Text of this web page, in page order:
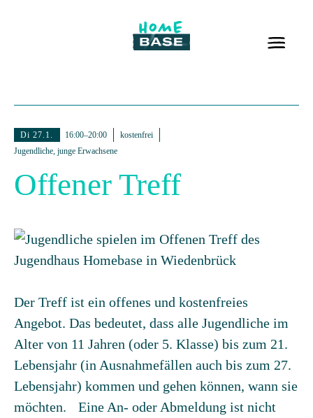
Di 27.1. 16:00–20:00
kostenfrei
Jugendliche, junge Erwachsene
Offener Treff
Der Treff ist ein offenes und kostenfreies
Angebot. Das bedeutet, dass alle Jugendliche im
Alter von 11 Jahren (oder 5. Klasse) bis zum 21.
Lebensjahr (in Ausnahmefällen auch bis zum 27.
Lebensjahr) kommen und gehen können, wann sie
möchten. Eine An- oder Abmeldung ist nicht